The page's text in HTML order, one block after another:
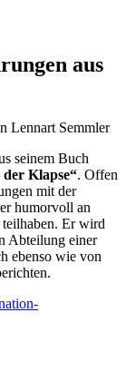
aus
Lennart Semmler
seinem Buch
der Klapse“. Offen
mit der
humorvoll an
teilhaben. Er wird
Abteilung einer
ebenso wie von